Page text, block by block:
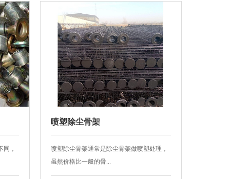
同，
喷塑除尘骨架
喷塑除尘骨架通常是除尘骨架做喷塑处理，
虽然价格比一般的骨...